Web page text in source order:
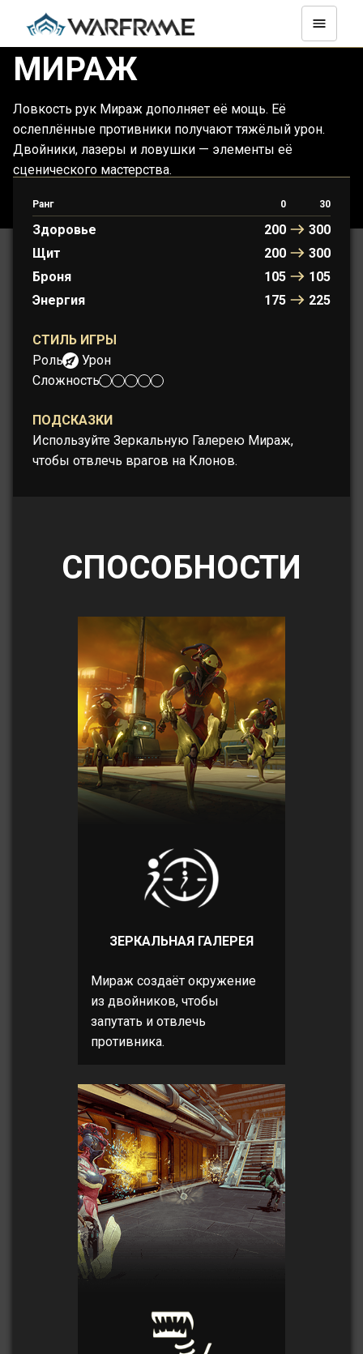
МИРАЖ
Ловкость рук Мираж дополняет её мощь. Её
ослеплённые противники получают тяжёлый урон.
Двойники, лазеры и ловушки — элементы её
сценического мастерства.
Ранг 0 30
Здоровье 200
300
Щит
200
300
Броня
105
105
Энергия
175 225
СТИЛЬ ИГРЫ
Роль:
Урон
Сложность:
ПОДСКАЗКИ
Используйте Зеркальную Галерею Мираж,
чтобы отвлечь врагов на Клонов.
СПОСОБНОСТИ
ЗЕРКАЛЬНАЯ ГАЛЕРЕЯ
Мираж создаёт окружение
из двойников, чтобы
запутать и отвлечь
противника.